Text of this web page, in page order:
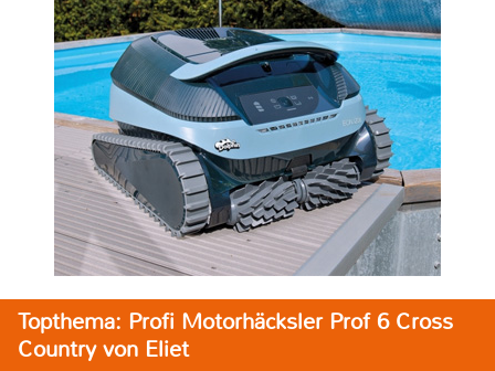
Topthema: Profi Motorhäcksler Prof 6 Cross
Country von Eliet